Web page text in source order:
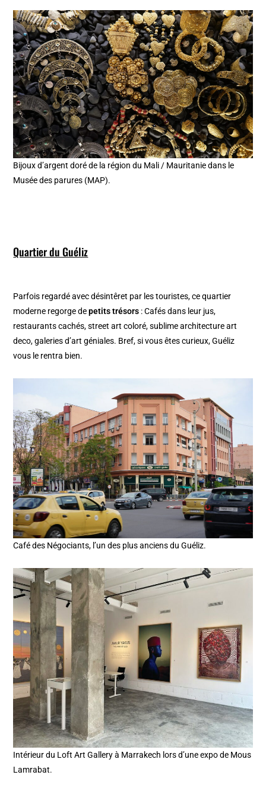
Bijoux d’argent doré de la région du Mali / Mauritanie dans le
Musée des parures (MAP).
Quartier du Guéliz
Parfois regardé avec désintêret par les touristes, ce quartier
moderne regorge depetits trésors : Cafés dans leur jus,
restaurants cachés, street art coloré, sublime architecture art
deco, galeries d’art géniales. Bref, si vous êtes curieux, Guéliz
vous le rentra bien.
Café des Négociants, l’un des plus anciens du Guéliz.
Intérieur du Loft Art Gallery à Marrakech lors d’une expo de Mous
Lamrabat.